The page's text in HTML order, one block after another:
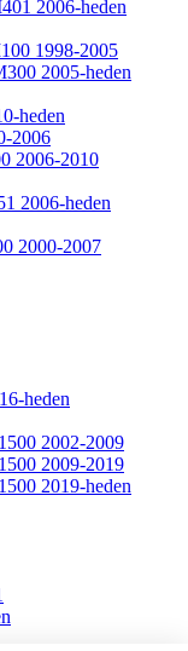
2006-heden
1998-2005
2005-heden
heden
2006
2006-2010
2006-heden
2000-2007
heden
2002-2009
2009-2019
2019-heden